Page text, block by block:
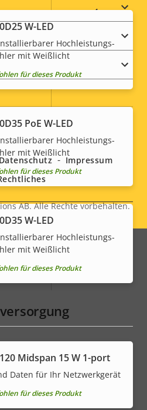
Ja
-20 to 50 °C
Ja
Eigentumswert
W-LED
Hochleistungs-
mit Weißlicht
für dieses Produkt
PoE W-LED
Hochleistungs-
mit Weißlicht
für dieses Produkt
W-LED
Hochleistungs-
mit Weißlicht
für dieses Produkt
Midspan 15 W 1-port
Daten für Ihr Netzwerkgerät
für dieses Produkt
AB. Alle Rechte vorbehalten.
Datenschutz
Impressum